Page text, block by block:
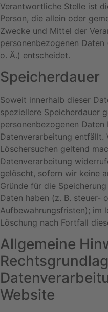
Verantwortliche Stelle ist
Person, die allein oder
Zwecke und Mittel der
personenbezogenen Daten
o. Ä.) entscheidet.
Speicherdauer
Soweit innerhalb dieser
speziellere Speicherdauer
personenbezogenen
Datenverarbeitung entfällt.
Löschersuchen geltend
Datenverarbeitung
gelöscht, sofern wir keine
Gründe für die
Daten haben (z. B. steuer-
Aufbewahrungsfristen); im
Löschung nach Fortfall
Allgemeine
Website